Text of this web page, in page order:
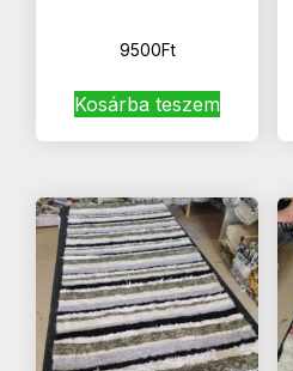
9500Ft
Kosárba teszem